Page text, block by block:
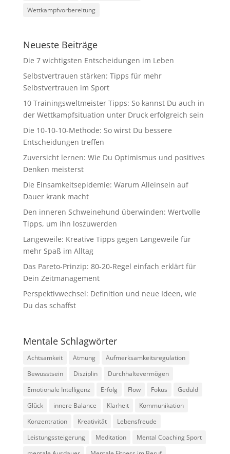
Wettkampfvorbereitung
Neueste Beiträge
Die 7 wichtigsten Entscheidungen im Leben
Selbstvertrauen stärken: Tipps für mehr
Selbstvertrauen im Sport
10 Trainingsweltmeister Tipps: So kannst Du auch in
der Wettkampfsituation unter Druck erfolgreich sein
Die 10-10-10-Methode: So wirst Du bessere
Entscheidungen treffen
Zuversicht lernen: Wie Du Optimismus und positives
Denken meisterst
Die Einsamkeitsepidemie: Warum Alleinsein auf
Dauer krank macht
Den inneren Schweinehund überwinden: Wertvolle
Tipps, um ihn loszuwerden
Langeweile: Kreative Tipps gegen Langeweile für
mehr Spaß im Alltag
Das Pareto-Prinzip: 80-20-Regel einfach erklärt für
Dein Zeitmanagement
Perspektivwechsel: Definition und neue Ideen, wie
Du das schaffst
Mentale Schlagwörter
Achtsamkeit Atmung
Aufmerksamkeitsregulation
Bewusstsein
Disziplin
Durchhaltevermögen
Emotionale Intelligenz
Erfolg Flow Fokus
Geduld
Glück
innere Balance Klarheit
Kommunikation
Konzentration
Kreativität
Lebensfreude
Leistungssteigerung
Meditation
Mental Coaching Sport